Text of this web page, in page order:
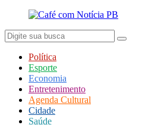
Política
Esporte
Economia
Entretenimento
Agenda Cultural
Cidade
Saúde